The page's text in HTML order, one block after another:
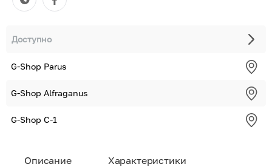
Доступно
G-Shop Parus
G-Shop Alfraganus
G-Shop С-1
Описание Характеристики